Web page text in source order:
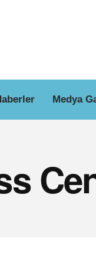
Medya